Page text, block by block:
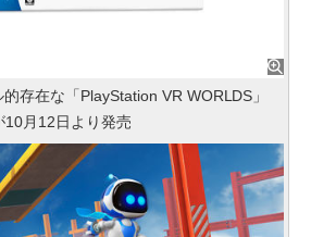
存在な「PlayStation VR WORLDS」
月12日より発売